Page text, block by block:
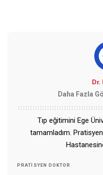
Dr.
Daha Fazla
Tıp eğitimini Ege
tamamladım.
PRATISYEN DOKTOR